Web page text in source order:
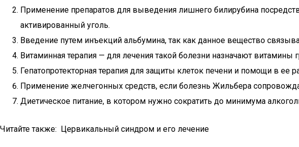
Применение препаратов для выведения лишнего билирубина
активированный уголь.
Введение путем инъекций альбумина, так как данное вещество
Витаминная терапия — для лечения такой болезни назначают витамины
Гепатопротекторная терапия для защиты клеток печени и помощи в ее
Применение желчегонных средств, если болезнь Жильбера
Диетическое питание, в котором нужно сократить до минимума
Читайте также: Цервикальный синдром и его лечение